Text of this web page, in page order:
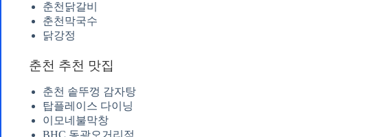
춘천닭갈비
춘천막국수
닭강정
춘천 추천 맛집
춘천 솥뚜껑 감자탕
탑플레이스 다이닝
이모네불막창
BHC 동광오거리점